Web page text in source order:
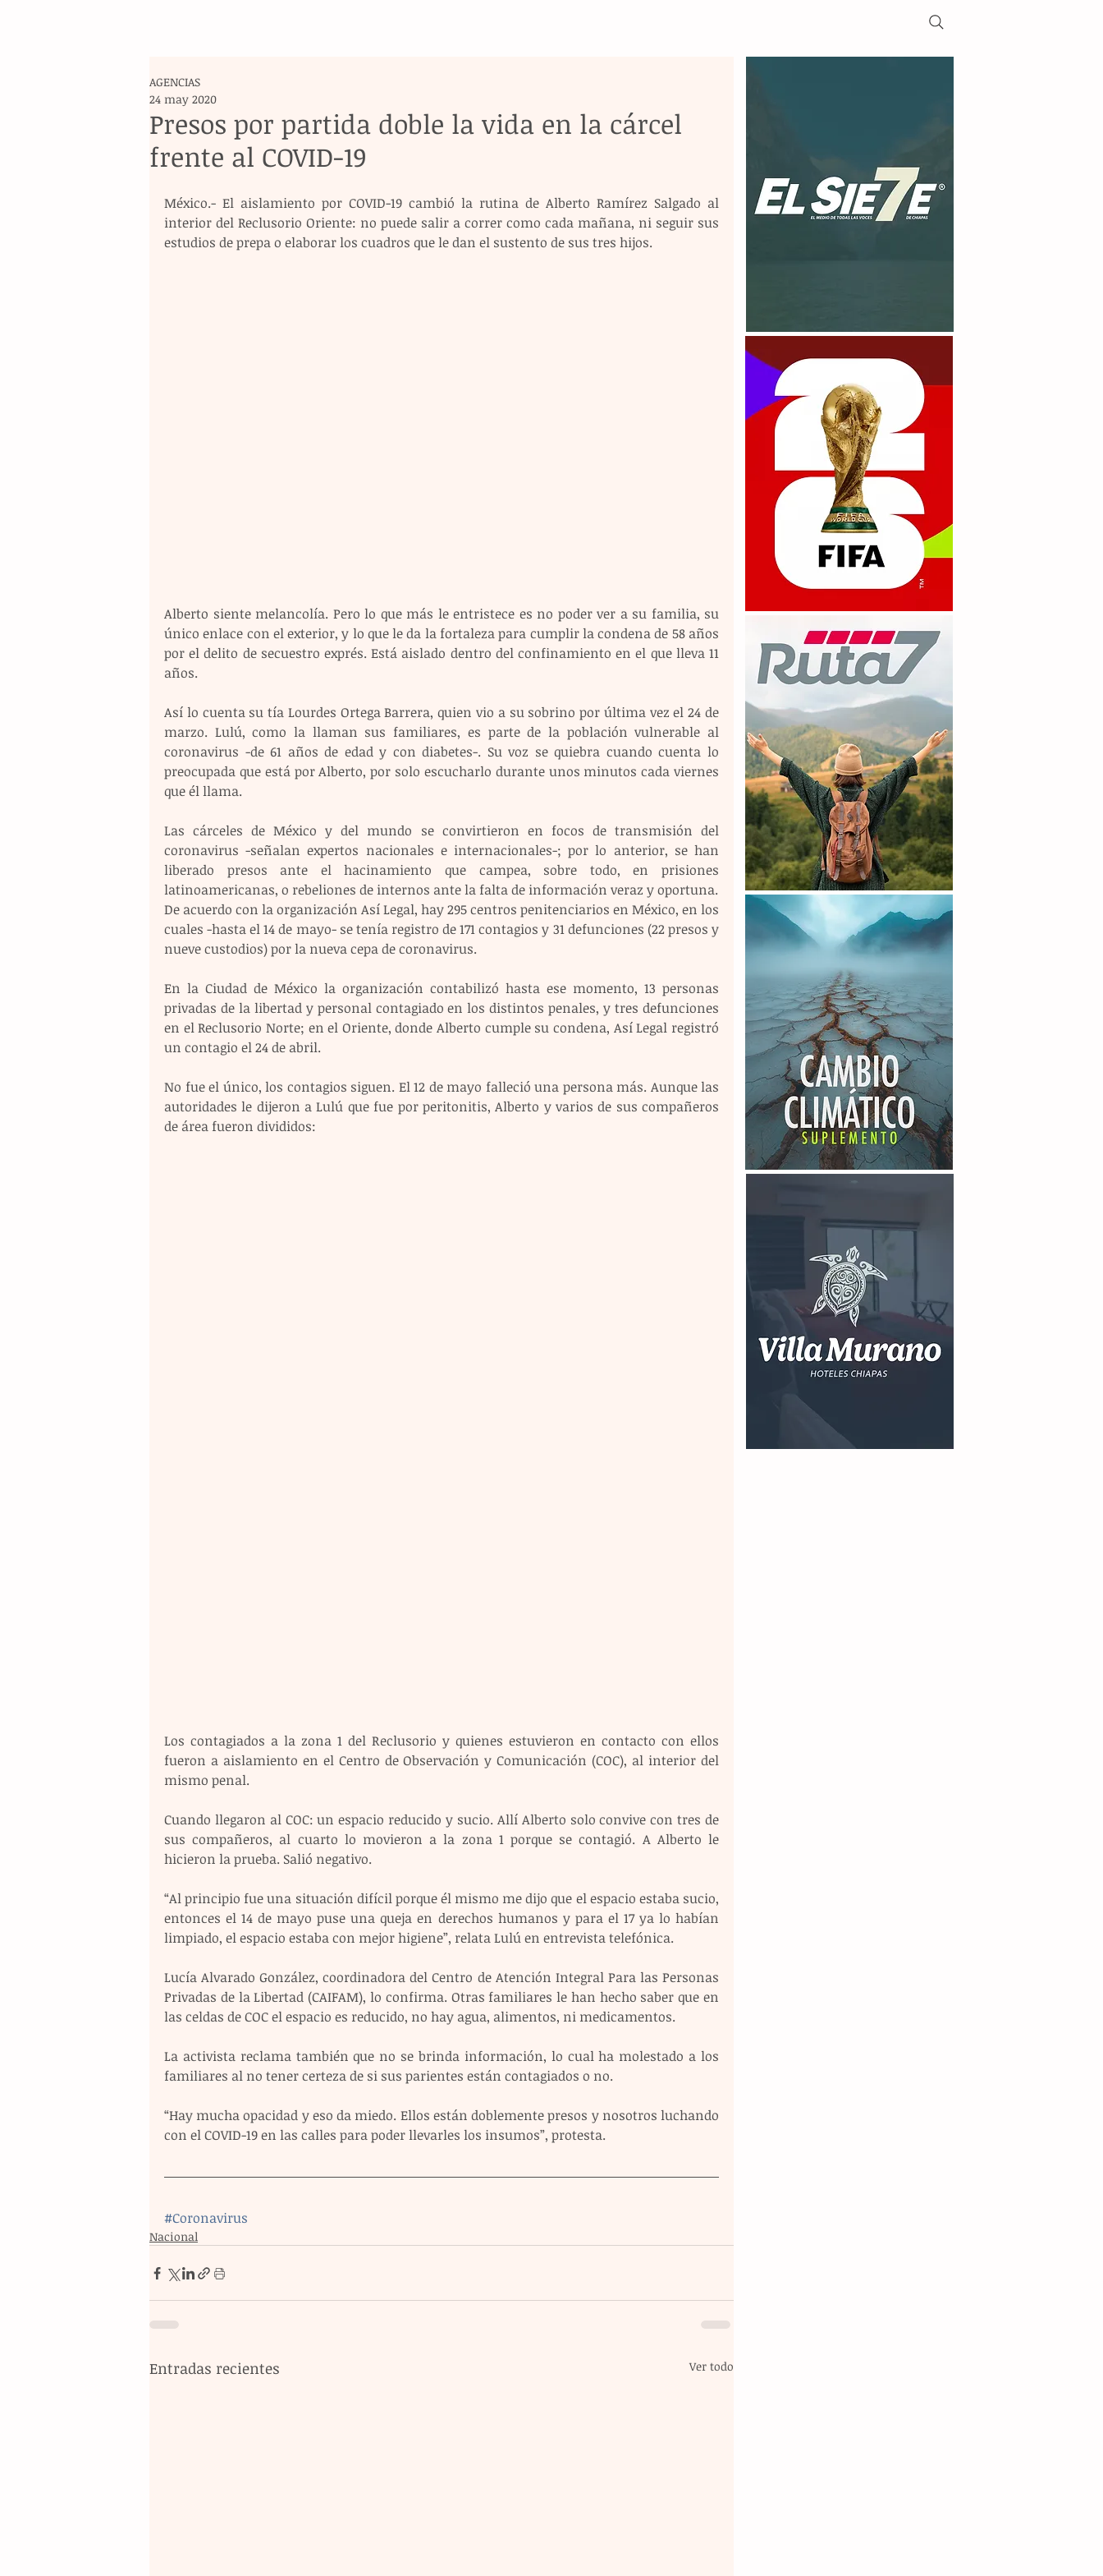
Presos por partida doble la vida en la cárcel
frente al COVID-19
AGENCIAS
24 may 2020
México.- El aislamiento por COVID-19 cambió la rutina de Alberto Ramírez Salgado al
interior del Reclusorio Oriente: no puede salir a correr como cada mañana, ni seguir sus
estudios de prepa o elaborar los cuadros que le dan el sustento de sus tres hijos.
Alberto siente melancolía. Pero lo que más le entristece es no poder ver a su familia, su
único enlace con el exterior, y lo que le da la fortaleza para cumplir la condena de 58 años
por el delito de secuestro exprés. Está aislado dentro del confinamiento en el que lleva 11
años.
Así lo cuenta su tía Lourdes Ortega Barrera, quien vio a su sobrino por última vez el 24 de
marzo. Lulú, como la llaman sus familiares, es parte de la población vulnerable al
coronavirus -de 61 años de edad y con diabetes-. Su voz se quiebra cuando cuenta lo
preocupada que está por Alberto, por solo escucharlo durante unos minutos cada viernes
que él llama.
Las cárceles de México y del mundo se convirtieron en focos de transmisión del
coronavirus -señalan expertos nacionales e internacionales-; por lo anterior, se han
liberado presos ante el hacinamiento que campea, sobre todo, en prisiones
latinoamericanas, o rebeliones de internos ante la falta de información veraz y oportuna.
De acuerdo con la organización Así Legal, hay 295 centros penitenciarios en México, en los
cuales -hasta el 14 de mayo- se tenía registro de 171 contagios y 31 defunciones (22 presos y
nueve custodios) por la nueva cepa de coronavirus.
En la Ciudad de México la organización contabilizó hasta ese momento, 13 personas
privadas de la libertad y personal contagiado en los distintos penales, y tres defunciones
en el Reclusorio Norte; en el Oriente, donde Alberto cumple su condena, Así Legal registró
un contagio el 24 de abril.
No fue el único, los contagios siguen. El 12 de mayo falleció una persona más. Aunque las
autoridades le dijeron a Lulú que fue por peritonitis, Alberto y varios de sus compañeros
de área fueron divididos:
Los contagiados a la zona 1 del Reclusorio y quienes estuvieron en contacto con ellos
fueron a aislamiento en el Centro de Observación y Comunicación (COC), al interior del
mismo penal.
Cuando llegaron al COC: un espacio reducido y sucio. Allí Alberto solo convive con tres de
sus compañeros, al cuarto lo movieron a la zona 1 porque se contagió. A Alberto le
hicieron la prueba. Salió negativo.
“Al principio fue una situación difícil porque él mismo me dijo que el espacio estaba sucio,
entonces el 14 de mayo puse una queja en derechos humanos y para el 17 ya lo habían
limpiado, el espacio estaba con mejor higiene”, relata Lulú en entrevista telefónica.
Lucía Alvarado González, coordinadora del Centro de Atención Integral Para las Personas
Privadas de la Libertad (CAIFAM), lo confirma. Otras familiares le han hecho saber que en
las celdas de COC el espacio es reducido, no hay agua, alimentos, ni medicamentos.
La activista reclama también que no se brinda información, lo cual ha molestado a los
familiares al no tener certeza de si sus parientes están contagiados o no.
“Hay mucha opacidad y eso da miedo. Ellos están doblemente presos y nosotros luchando
con el COVID-19 en las calles para poder llevarles los insumos”, protesta.
#Coronavirus
Nacional
Entradas recientes Ver todo